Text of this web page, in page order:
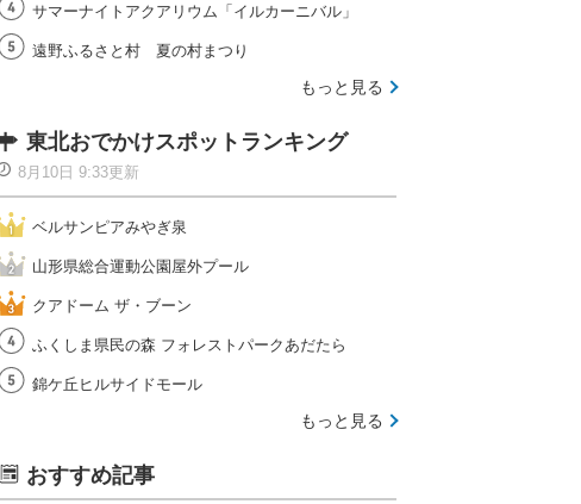
サマーナイトアクアリウム「イルカーニバル」
遠野ふるさと村 夏の村まつり
もっと見る
東北おでかけスポットランキング
8月10日 9:33更新
ベルサンピアみやぎ泉
山形県総合運動公園屋外プール
クアドーム ザ・ブーン
ふくしま県民の森 フォレストパークあだたら
錦ケ丘ヒルサイドモール
もっと見る
おすすめ記事